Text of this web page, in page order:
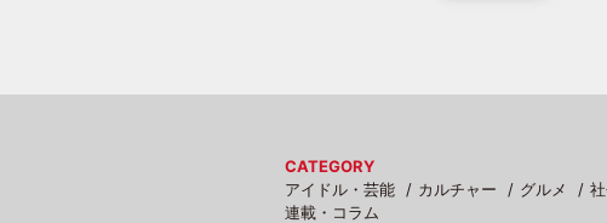
CATEGORY
アイドル・芸能
カルチャー グルメ 社
連載・コラム